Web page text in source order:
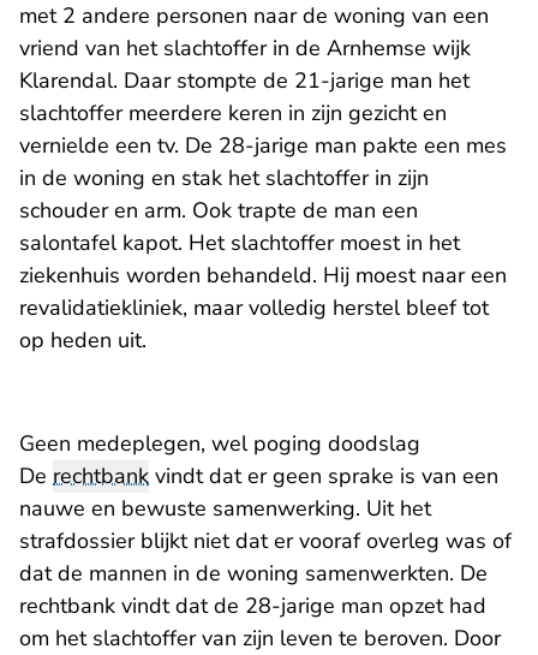
met 2 andere personen naar de woning van een
vriend van het slachtoffer in de Arnhemse wijk
Klarendal. Daar stompte de 21-jarige man het
slachtoffer meerdere keren in zijn gezicht en
vernielde een tv. De 28-jarige man pakte een mes
in de woning en stak het slachtoffer in zijn
schouder en arm. Ook trapte de man een
salontafel kapot. Het slachtoffer moest in het
ziekenhuis worden behandeld. Hij moest naar een
revalidatiekliniek, maar volledig herstel bleef tot
op heden uit.
Geen medeplegen, wel poging doodslag
De rechtbank vindt dat er geen sprake is van een
nauwe en bewuste samenwerking. Uit het
strafdossier blijkt niet dat er vooraf overleg was of
dat de mannen in de woning samenwerkten. De
rechtbank vindt dat de 28-jarige man opzet had
om het slachtoffer van zijn leven te beroven. Door